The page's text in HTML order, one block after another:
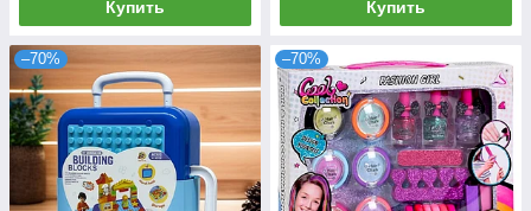
Купить Купить
–70% –70%